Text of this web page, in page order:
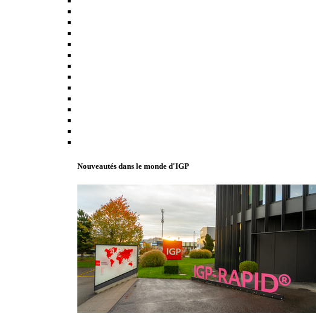
Nouveautés dans le monde d'IGP